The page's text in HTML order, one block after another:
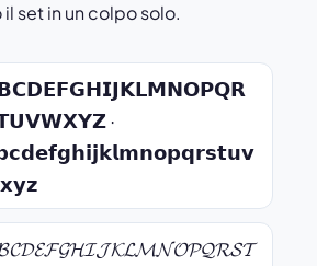
set in un colpo solo.
·